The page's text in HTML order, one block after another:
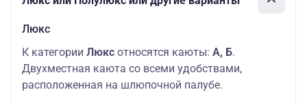
Люкс
К категории Люкс относятся каюты: А, Б.
Двухместная каюта со всеми удобствами,
расположенная на шлюпочной палубе.